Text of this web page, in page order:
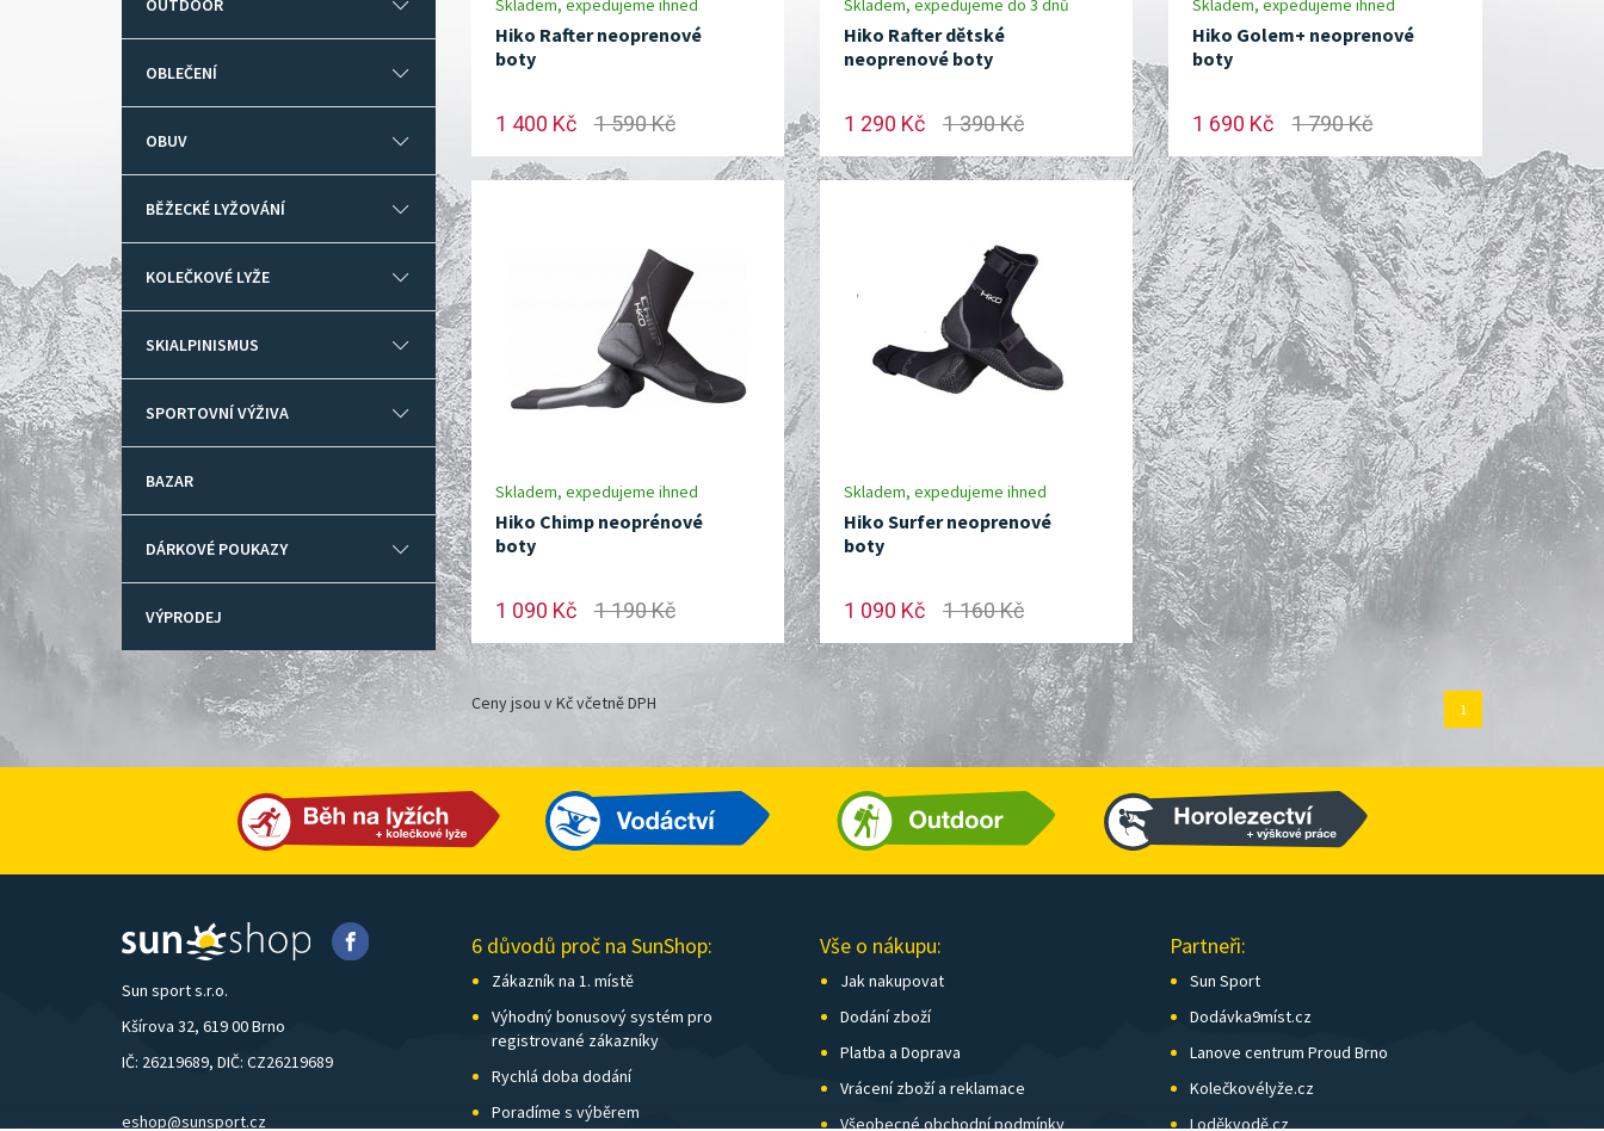
OUTDOOR
OBLEČENÍ
OBUV
BĚŽECKÉ LYŽOVÁNÍ
KOLEČKOVÉ LYŽE
SKIALPINISMUS
SPORTOVNÍ VÝŽIVA
BAZAR
DÁRKOVÉ POUKAZY
VÝPRODEJ
Skladem, expedujeme ihned
Hiko Rafter neoprenové
boty
1 400 Kč 1 590 Kč
Skladem, expedujeme do 3 dnů
Hiko Rafter dětské
neoprenové boty
1 290 Kč 1 390 Kč
Skladem, expedujeme ihned
Hiko Golem+ neoprenové
boty
1 690 Kč 1 790 Kč
Skladem, expedujeme ihned
Hiko Chimp neoprénové
boty
1 090 Kč 1 190 Kč
Skladem, expedujeme ihned
Hiko Surfer neoprenové
boty
1 090 Kč 1 160 Kč
Ceny jsou v Kč včetně DPH 1
Sun sport s.r.o.
Kšírova 32, 619 00 Brno
IČ: 26219689, DIČ: CZ26219689
eshop@sunsport.cz
6 důvodů proč na SunShop:
Zákazník na 1. místě
Výhodný bonusový systém pro
registrované zákazníky
Rychlá doba dodání
Poradíme s výběrem
Vše o nákupu:
Jak nakupovat
Dodání zboží
Platba a Doprava
Vrácení zboží a reklamace
Všeobecné obchodní podmínky
Partneři:
Sun Sport
Dodávka9míst.cz
Lanove centrum Proud Brno
Kolečkovélyže.cz
Loděkvodě.cz